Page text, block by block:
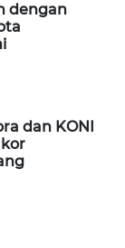
dengan
dan KONI